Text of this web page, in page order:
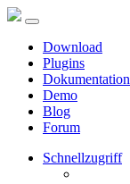
Download
Plugins
Dokumentation
Demo
Blog
Forum
Schnellzugriff